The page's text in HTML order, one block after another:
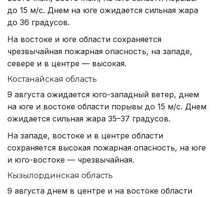
до 15 м/с. Днем на юге ожидается сильная жара
до 36 градусов.
На востоке и юге области сохраняется
чрезвычайная пожарная опасность, на западе,
севере и в центре — высокая.
Костанайская область
9 августа ожидается юго-западный ветер, днем
на юге и востоке области порывы до 15 м/с. Днем
ожидается сильная жара 35–37 градусов.
На западе, востоке и в центре области
сохраняется высокая пожарная опасность, на юге
и юго-востоке — чрезвычайная.
Кызылординская область
9 августа днем в центре и на востоке области